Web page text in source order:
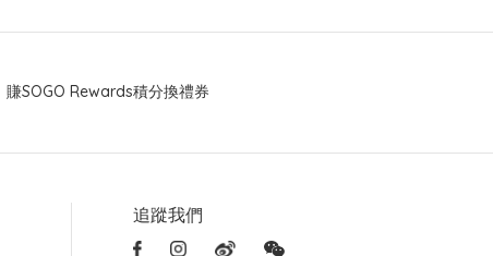
賺SOGO Rewards積分換禮券
追蹤我們